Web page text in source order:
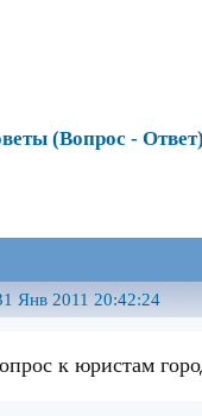
(Вопрос - Ответ)
Янв 2011 20:42:24
к юристам